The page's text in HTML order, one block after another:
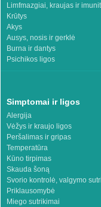
Limfmazgiai, kraujas ir
Krūtys
Akys
Ausys, nosis ir gerklė
Burna ir dantys
Psichikos ligos
Simptomai ir ligos
Alergija
Vėžys ir kraujo ligos
Peršalimas ir gripas
Temperatūra
Kūno tirpimas
Skauda šoną
Svorio kontrolė, valgymo
Priklausomybė
Miego sutrikimai